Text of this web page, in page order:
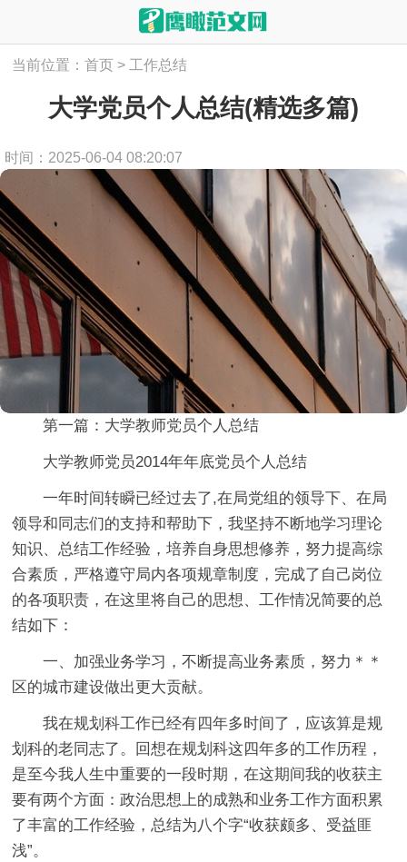
当前位置：首页 > 工作总结
大学党员个人总结(精选多篇)
时间：2025-06-04 08:20:07
第一篇：大学教师党员个人总结
大学教师党员2014年年底党员个人总结
一年时间转瞬已经过去了,在局党组的领导下、在局
领导和同志们的支持和帮助下，我坚持不断地学习理论
知识、总结工作经验，培养自身思想修养，努力提高综
合素质，严格遵守局内各项规章制度，完成了自己岗位
的各项职责，在这里将自己的思想、工作情况简要的总
结如下：
一、加强业务学习，不断提高业务素质，努力＊＊
区的城市建设做出更大贡献。
我在规划科工作已经有四年多时间了，应该算是规
划科的老同志了。回想在规划科这四年多的工作历程，
是至今我人生中重要的一段时期，在这期间我的收获主
要有两个方面：政治思想上的成熟和业务工作方面积累
了丰富的工作经验，总结为八个字“收获颇多、受益匪
浅”。